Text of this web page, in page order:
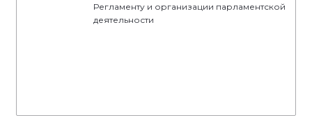
Регламенту и организации парламентской
деятельности